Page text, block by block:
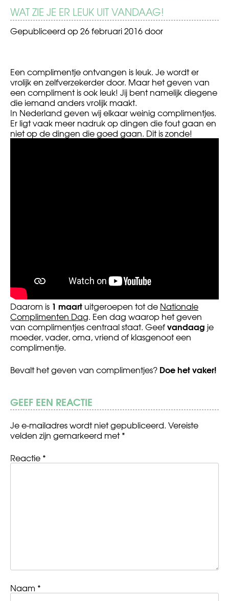
WAT ZIE JE ER LEUK UIT VANDAAG!
Gepubliceerd op26 februari 2016door
Een complimentje ontvangen is leuk. Je wordt er
vrolijk en zelfverzekerder door. Maar het geven van
een compliment is ook leuk! Jij bent namelijk diegene
die iemand anders vrolijk maakt.
In Nederland geven wij elkaar weinig complimentjes.
Er ligt vaak meer nadruk op dingen die fout gaan en
niet op de dingen die goed gaan. Dit is zonde!
Daarom is 1 maart uitgeroepen tot de Nationale
Complimenten Dag. Een dag waarop het geven
van complimentjes centraal staat. Geefvandaag je
moeder, vader, oma, vriend of klasgenoot een
complimentje.
Bevalt het geven van complimentjes? Doe het vaker!
GEEF EEN REACTIE
Je e-mailadres wordt niet gepubliceerd. Vereiste
velden zijn gemarkeerd met*
Reactie *
Naam *